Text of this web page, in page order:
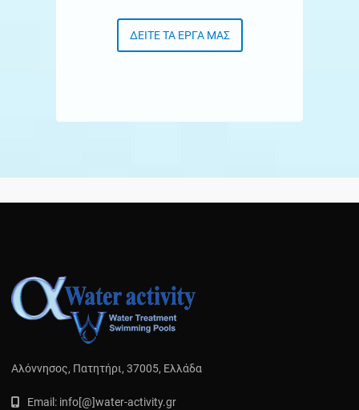
ΔΕΊΤΕ ΤΑ ΈΡΓΑ ΜΑΣ
Αλόννησος, Πατητήρι, 37005, Ελλάδα
Email: info[@]water-activity.gr